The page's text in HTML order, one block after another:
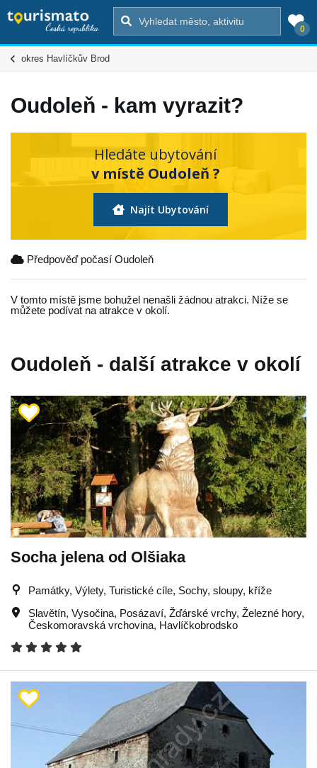
0
okres Havlíčkův Brod
Oudoleň - kam vyrazit?
Hledáte ubytování
v místě Oudoleň ?
Najít Ubytování
Předpověď počasí Oudoleň
V tomto místě jsme bohužel nenašli žádnou atrakci. Níže se
můžete podívat na atrakce v okolí.
Oudoleň - další atrakce v okolí
Socha jelena od Olšiaka
Památky, Výlety, Turistické cíle, Sochy, sloupy, kříže
Slavětín, Vysočina, Posázaví, Žďárské vrchy, Železné hory,
Českomoravská vrchovina, Havlíčkobrodsko